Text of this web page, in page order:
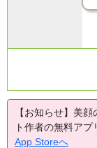
【お知らせ】美
ト作者の無料ア
App Storeへ